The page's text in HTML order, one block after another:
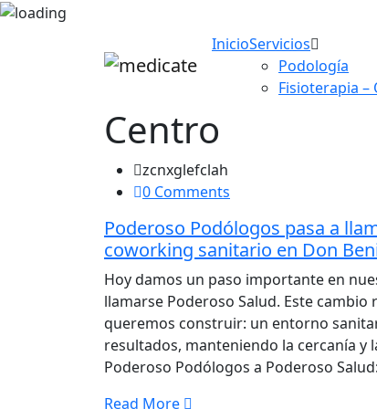
InicioServicios
Podología
Fisioterapia –
Centro
zcnxglefclah
0 Comments
Poderoso Podólogos pasa a
coworking sanitario en Don
Hoy damos un paso importante en
llamarse Poderoso Salud. Este
queremos construir: un entorno
resultados, manteniendo la cercanía y
Poderoso Podólogos a Poderoso
Read More